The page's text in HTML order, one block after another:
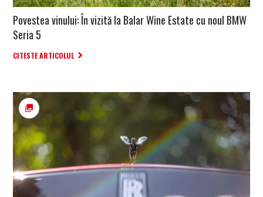
Povestea vinului: În vizită la Balar Wine Estate cu noul BMW
Seria 5
CITESTE ARTICOLUL